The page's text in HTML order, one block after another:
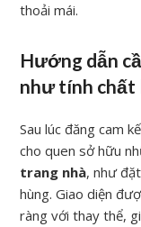
thoải mái.
Hướng dẫn
như tính chất
Sau lúc đăng cam
cho quen sở hữu
trang nhà, như
hùng. Giao diện
ràng với thay thể,